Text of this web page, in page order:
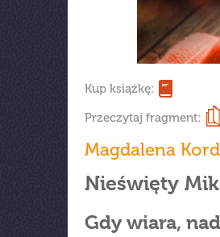
Kup książkę:
Przeczytaj fragment:
Magdalena
Nieświęty
Gdy wiara,